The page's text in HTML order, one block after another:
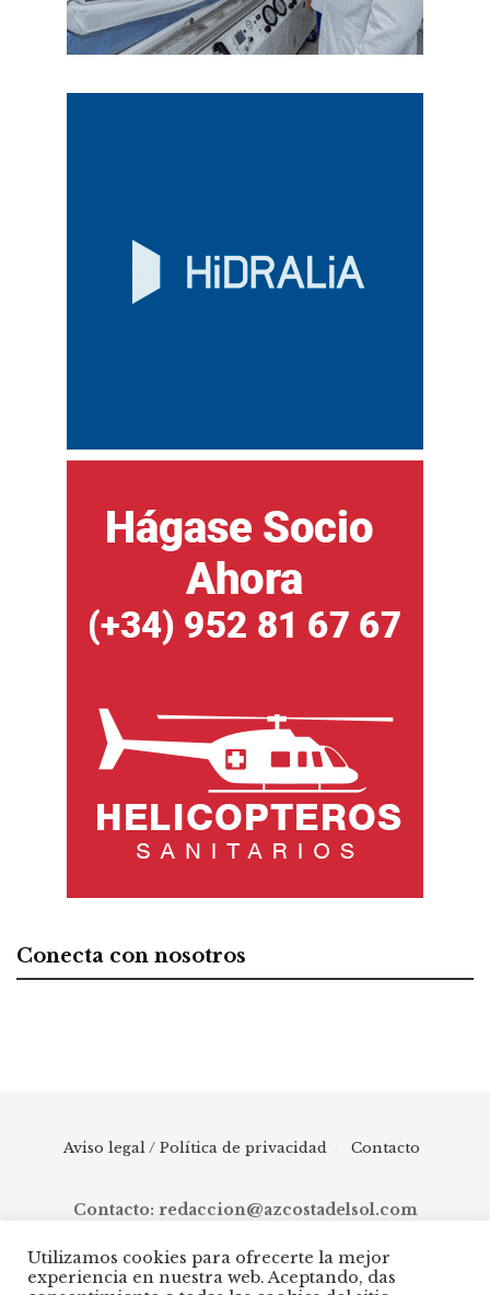
Conecta con nosotros
Aviso legal / Política de privacidad Contacto
Contacto: redaccion@azcostadelsol.com
© 2025 AZ Costa del Sol - Diario digital de Málaga capital hasta
Utilizamos cookies para ofrecerte la mejor
experiencia en nuestra web. Aceptando, das